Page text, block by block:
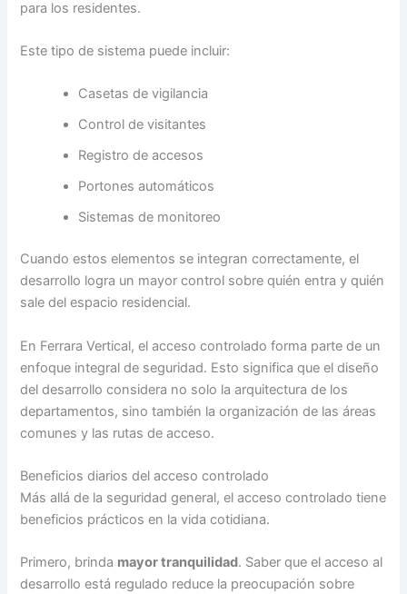
para los residentes.
Este tipo de sistema puede incluir:
Casetas de vigilancia
Control de visitantes
Registro de accesos
Portones automáticos
Sistemas de monitoreo
Cuando estos elementos se integran correctamente, el
desarrollo logra un mayor control sobre quién entra y quién
sale del espacio residencial.
En Ferrara Vertical, el acceso controlado forma parte de un
enfoque integral de seguridad. Esto significa que el diseño
del desarrollo considera no solo la arquitectura de los
departamentos, sino también la organización de las áreas
comunes y las rutas de acceso.
Beneficios diarios del acceso controlado
Más allá de la seguridad general, el acceso controlado tiene
beneficios prácticos en la vida cotidiana.
Primero, brinda mayor tranquilidad. Saber que el acceso al
desarrollo está regulado reduce la preocupación sobre